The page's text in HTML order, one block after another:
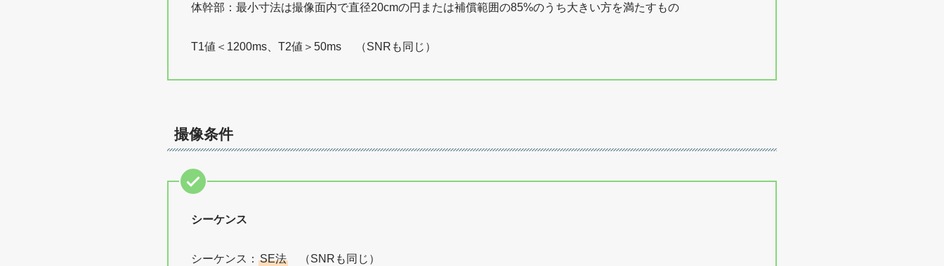
体幹部：最小寸法は撮像面内で直径20cmの円または補償範囲の85%のうち大きい方を満たすもの
T1値＜1200ms、T2値＞50ms （SNRも同じ）
撮像条件
シーケンス
シーケンス： SE法
（SNRも同じ）